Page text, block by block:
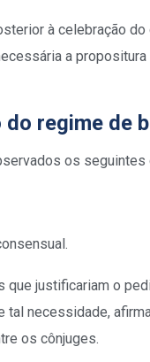
à celebração do
a propositura
regime de
os seguintes
justificariam o
tal necessidade,
os cônjuges.